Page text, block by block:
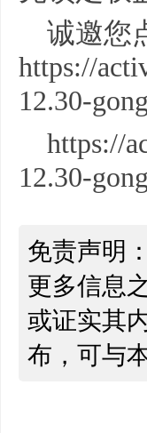
诚邀您
https://
12.30-
https://
12.30-
免责声明
更多信息
或证实其
布，可与